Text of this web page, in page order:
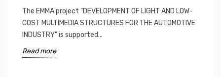
The EMMA project "DEVELOPMENT OF LIGHT AND LOW-
COST MULTIMEDIA STRUCTURES FOR THE AUTOMOTIVE
INDUSTRY" is supported...
Read more